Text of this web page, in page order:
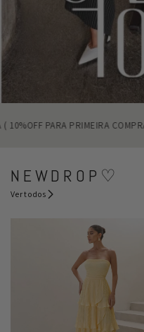
PARA PRIMEIRA COMPRA)
N E W D R O P ♡
Ver todos